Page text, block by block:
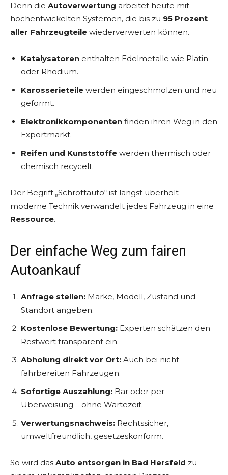
Denn die Autoverwertung arbeitet heute mit
hochentwickelten Systemen, die bis zu 95 Prozent
aller Fahrzeugteile wiederverwerten können.
Katalysatoren enthalten Edelmetalle wie Platin
oder Rhodium.
Karosserieteile werden eingeschmolzen und neu
geformt.
Elektronikkomponenten finden ihren Weg in den
Exportmarkt.
Reifen und Kunststoffe werden thermisch oder
chemisch recycelt.
Der Begriff „Schrottauto“ ist längst überholt –
moderne Technik verwandelt jedes Fahrzeug in eine
Ressource.
Der einfache Weg zum fairen
Autoankauf
Anfrage stellen: Marke, Modell, Zustand und
Standort angeben.
Kostenlose Bewertung: Experten schätzen den
Restwert transparent ein.
Abholung direkt vor Ort: Auch bei nicht
fahrbereiten Fahrzeugen.
Sofortige Auszahlung: Bar oder per
Überweisung – ohne Wartezeit.
Verwertungsnachweis: Rechtssicher,
umweltfreundlich, gesetzeskonform.
So wird das Auto entsorgen in Bad Hersfeld zu